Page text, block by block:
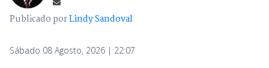
Publicado porLindy Sandoval
Sábado 08 Agosto, 2026 | 22:07